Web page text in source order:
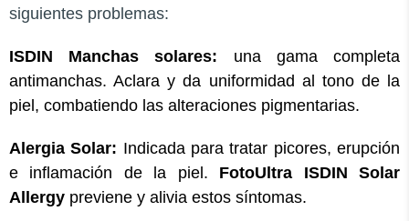
siguientes problemas:
ISDIN Manchas solares: una gama completa
antimanchas. Aclara y da uniformidad al tono de la
piel, combatiendo las alteraciones pigmentarias.
Alergia Solar: Indicada para tratar picores, erupción
e inflamación de la piel. FotoUltra ISDIN Solar
Allergy previene y alivia estos síntomas.